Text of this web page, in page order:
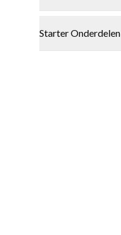
Starter Onderdelen